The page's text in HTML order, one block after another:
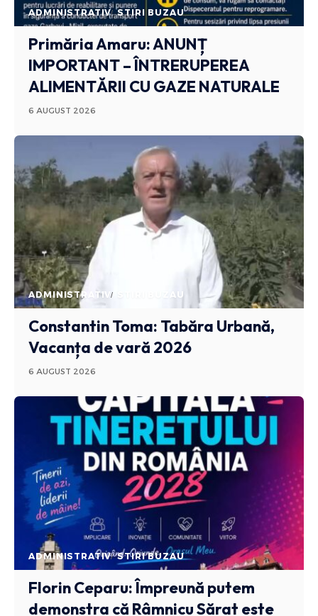
ADMINISTRATIV STIRI BUZAU
Primăria Amaru: ANUNȚ
IMPORTANT – ÎNTRERUPEREA
ALIMENTĂRII CU GAZE NATURALE
6 AUGUST 2026
ADMINISTRATIV STIRI BUZAU
Constantin Toma: Tabăra Urbană,
Vacanța de vară 2026
6 AUGUST 2026
ADMINISTRATIV STIRI BUZAU
Florin Ceparu: Împreună putem
demonstra că Râmnicu Sărat este